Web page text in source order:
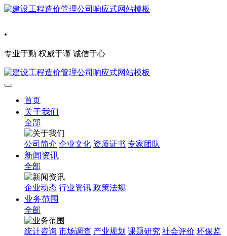
.
专业于勤 权威于谨 诚信于心
首页
关于我们
全部
公司简介 企业文化 资质证书 专家团队
新闻资讯
全部
企业动态 行业资讯 政策法规
业务范围
全部
统计咨询 市场调查 产业规划 课题研究 社会评价 环保监